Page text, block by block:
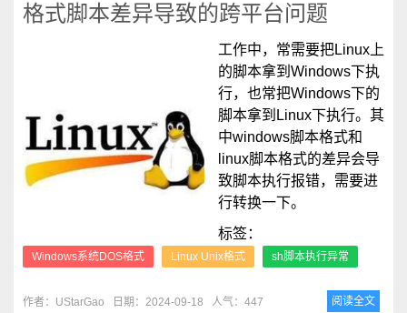
格式脚本差异导致的跨平台问题
工作中，常需要把Linux上
的脚本拿到Windows下执
行，也常把Windows下的
脚本拿到Linux下执行。其
中windows脚本格式和
linux脚本格式的差异会导
致脚本执行报错，需要进
行转换一下。
标签：
Windows系统DOS格式 Linux Unix格式 sh脚本执行异常
作者：UStarGao 日期：2024-09-18 人气：447 阅读全文